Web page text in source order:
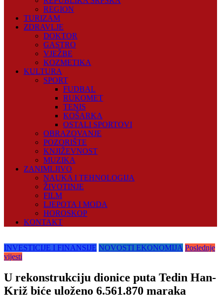
REGION
TURIZAM
ZDRAVLJE
DOKTOR
GASTRO
VJEŽBE
KOZMETIKA
KULTURA
SPORT
FUDBAL
RUKOMET
TENIS
KOŠARKA
OSTALI SPORTOVI
OBRAZOVANJE
POZORIŠTE
KNJIŽEVNOST
MUZIKA
ZANIMLJIVO
NAUKA I TEHNOLOGIJA
ŽIVOTINJE
FILM
LJEPOTA I MODA
HOROSKOP
KONTAKT
INVESTICIJE I FINANSIJE NOVOSTI EKONOMIJA Poslednje
vijesti
U rekonstrukciju dionice puta Tedin Han-
Križ biće uloženo 6.561.870 maraka